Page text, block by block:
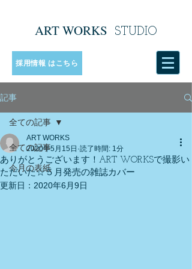
ART WORKS STUDIO
採用情報 はこちら
記事
全ての記事
今月の表紙
全ての記事
ありがとうございます！ART WORKSで撮影い
ただいた☆５月発売の雑誌カバー
ART WORKS
2020年5月15日 読了時間: 1分
更新日： 2020年6月9日